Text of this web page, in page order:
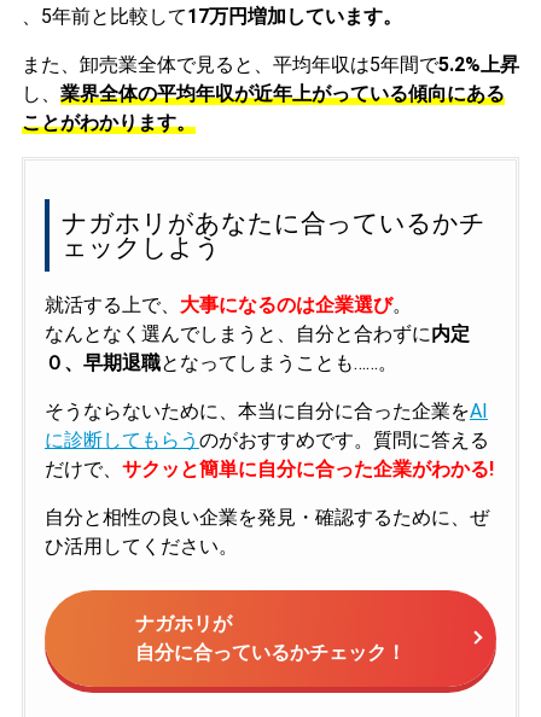
、5年前と比較して17万円増加しています。
また、卸売業全体で見ると、平均年収は5年間で5.2%上昇
し、 業界全体の平均年収が近年上がっている傾向にある
ことがわかります。
ナガホリがあなたに合っているかチ
ェックしよう
就活する上で、 大事になるのは企業選び。
なんとなく選んでしまうと、自分と合わずに内定
０、早期退職となってしまうことも……。
そうならないために、本当に自分に合った企業をAI
に診断してもらう のがおすすめです。質問に答える
だけで、 サクッと簡単に自分に合った企業がわかる!
自分と相性の良い企業を発見・確認するために、ぜ
ひ活用してください。
ナガホリが
自分に合っているかチェック！